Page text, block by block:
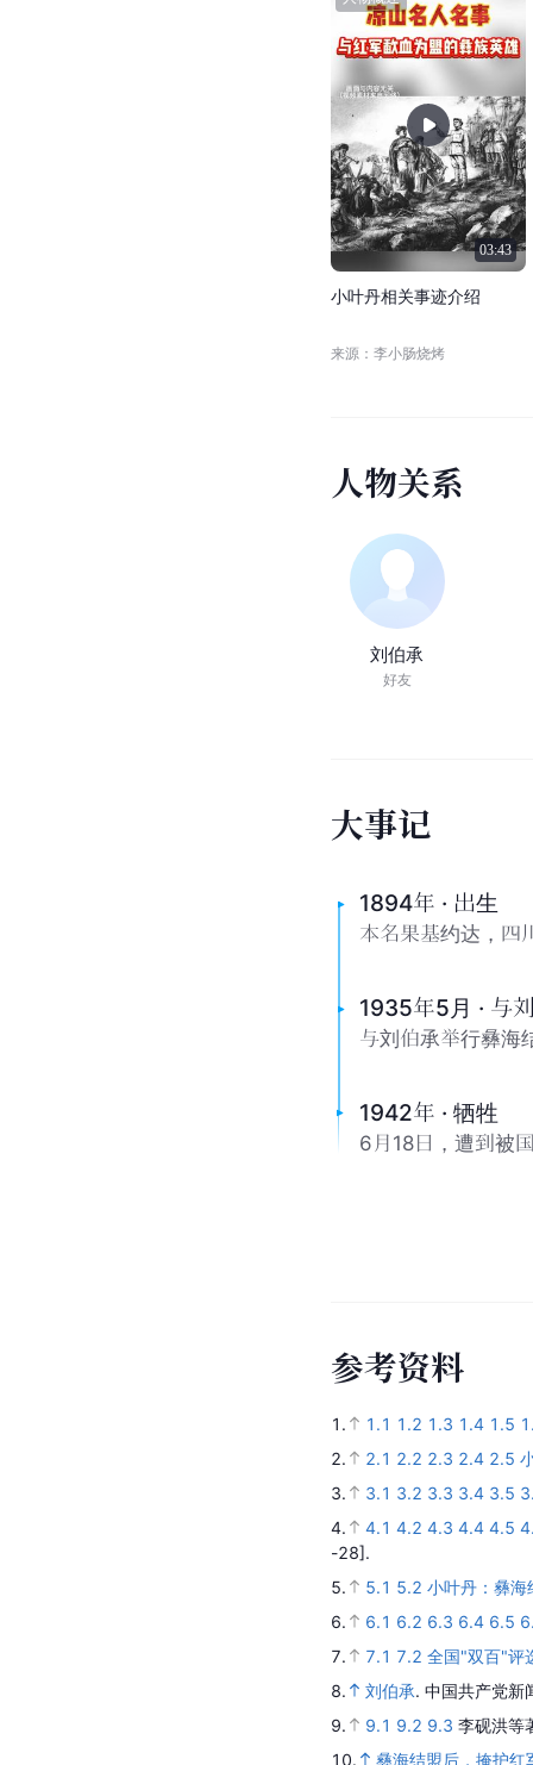
03:43
人物概述
人物关系
刘伯承
大事记
1894年 · 出生
1935年5月 · 与
1942年 · 牺牲
参考资料
1. 1.1 1.2 1.3 1.4 1.5
2.
2.1 2.2 2.3 2.4 2.5
3.
3.1 3.2 3.3 3.4 3.5
4.
-28].
5.
5.1 5.2
小叶丹：彝
6.
6.1 6.2 6.3 6.4 6.5
7.
7.1 7.2
全国"双百"评
8.
刘伯承 . 中国共产党
9.
9.1 9.2 9.3 李砚洪